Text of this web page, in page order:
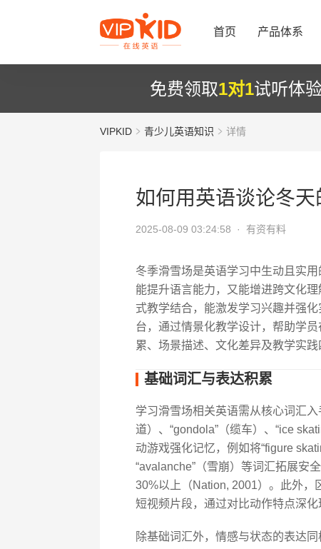
首页 产品体系
免费领取1对1试听体
VIPKID 青少儿英语知识 详情
如何用英语谈论冬天
2025-08-09 03:24:58 · 有资有料
冬季滑雪场是英语学习中生动且实
能提升语言能力，又能增进跨文化
式教学结合，能激发学习兴趣并强
台，通过情景化教学设计，帮助学
累、场景描述、文化差异及教学实
基础词汇与表达积累
学习滑雪场相关英语需从核心词汇入
道）、“gondola”（缆车）、“ice
动游戏强化记忆，例如将“figure
“avalanche”（雪崩）等词汇拓展安
30%以上（Nation, 2001）。此外，
短视频片段，通过对比动作特点深化
除基础词汇外，情感与状态的表达